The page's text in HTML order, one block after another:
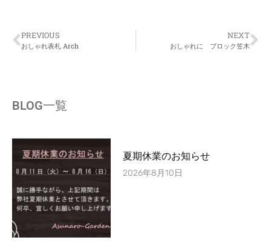
PREVIOUS
おしゃれ表札 Arch
NEXT
おしゃれに ブロック笠木
BLOG一覧
夏期休業のお知らせ
2026年8月10日